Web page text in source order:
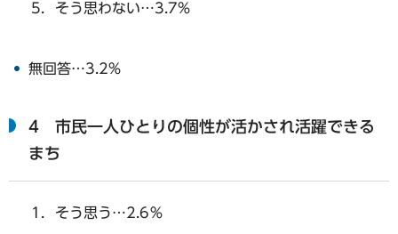
そう思わない…3.7%
無回答…3.2%
4 市民一人ひとりの個性が活かされ活躍できる
まち
そう思う…2.6％